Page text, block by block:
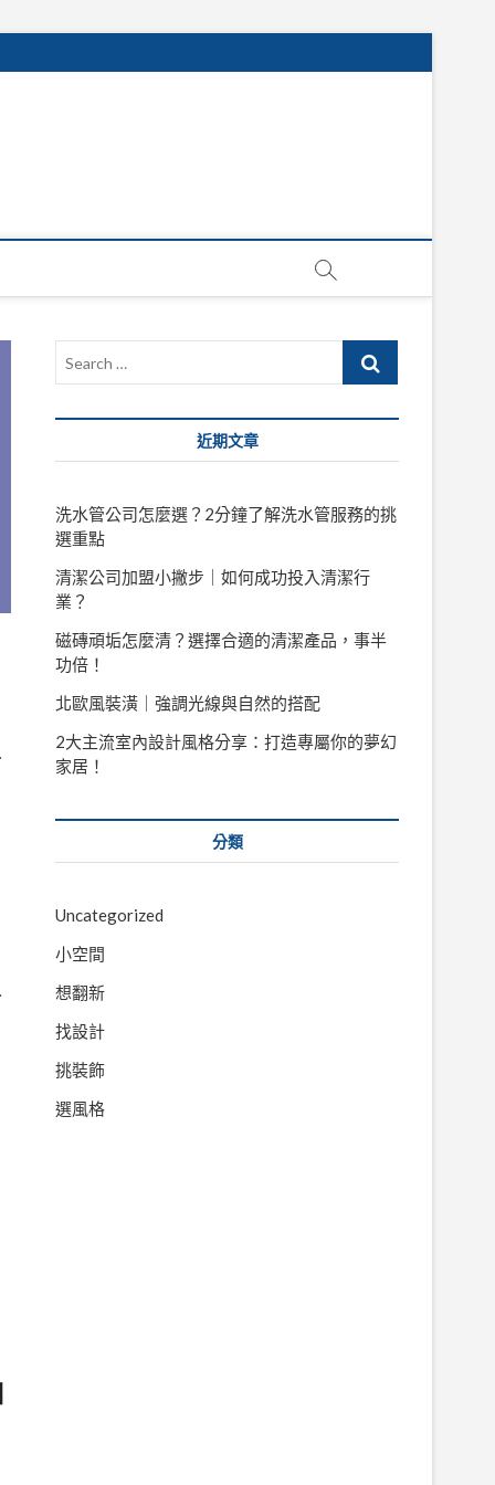
Search
近期文章
洗水管公司怎麼選？2分鐘了解洗水管服務的挑
選重點
清潔公司加盟小撇步｜如何成功投入清潔行
業？
磁磚頑垢怎麼清？選擇合適的清潔產品，事半
功倍！
北歐風裝潢｜強調光線與自然的搭配
2大主流室內設計風格分享：打造專屬你的夢幻
家居！
分類
Uncategorized
小空間
想翻新
找設計
挑裝飾
選風格